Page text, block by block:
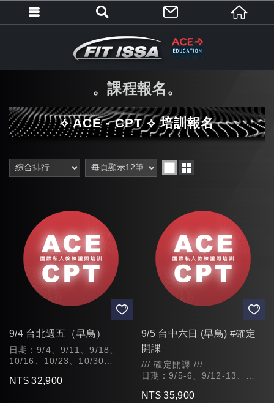
課程報名
⟡ ACE - CPT ⟡ 培訓報名
9/4 台北週五（早鳥）
日期：9/4、9/11、9/18、
10/16、10/23、10/30
1H，課程時數共42H)
NT$ 32,900
9/5 台中六日 (早鳥) #確定
開課
/// 確定開課 ///
日期：9/5-6、9/12-13、
時間：09:30~17:30 (午休
NT$ 35,900